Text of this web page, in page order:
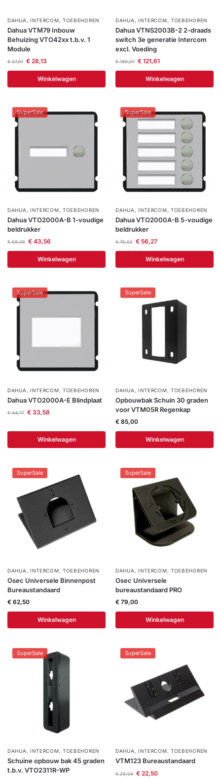
DAHUA , INTERCOM, TOEBEHOREN
Dahua VTM79 Inbouw
Behuizing VTO42xx t.b.v. 1
Module
€37,51 €28,13
Winkelwagen
DAHUA , INTERCOM, TOEBEHOREN
Dahua VTNS2003B-2 2-draads
switch 3e generatie Intercom
excl. Voeding
€189,97 €121,61
Winkelwagen
SuperSale
DAHUA , INTERCOM, TOEBEHOREN
Dahua VTO2000A-B 1-voudige
beldrukker
€58,08 €43,56
Winkelwagen
SuperSale
DAHUA , INTERCOM, TOEBEHOREN
Dahua VTO2000A-B 5-voudige
beldrukker
€75,02 €56,27
Winkelwagen
SuperSale
DAHUA , INTERCOM, TOEBEHOREN
Dahua VTO2000A-E Blindplaat
€44,77 €33,58
Winkelwagen
SuperSale
DAHUA , INTERCOM, TOEBEHOREN
Opbouwbak Schuin 30 graden
voor VTM05R Regenkap
€ 85,00
Winkelwagen
SuperSale
DAHUA , INTERCOM , TOEBEHOREN
Osec Universele Binnenpost
Bureaustandaard
€ 62,50
Winkelwagen
SuperSale
DAHUA , INTERCOM , TOEBEHOREN
Osec Universele
bureaustandaard PRO
€ 79,00
Winkelwagen
SuperSale
DAHUA, INTERCOM , TOEBEHOREN
Schuine opbouw bak 45 graden
t.b.v. VTO2311R-WP
SuperSale
DAHUA, INTERCOM , TOEBEHOREN
VTM123 Bureaustandaard
€29,04 €22,50